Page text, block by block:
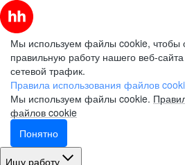
Мы используем файлы cookie, чтобы
правильную работу нашего веб-
сетевой трафик.
Правила использования файлов
Мы используем файлы cookie.
файлов cookie
Понятно
Ищу работу